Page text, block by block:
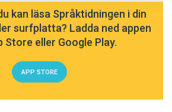
kan läsa Språktidningen i din
surfplatta? Ladda ned appen
Store eller Google Play.
APP STORE